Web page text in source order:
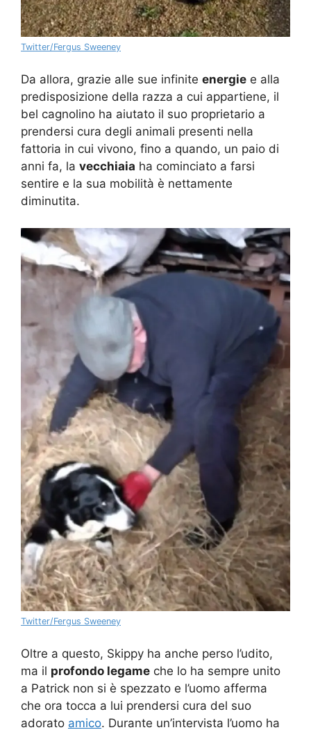
Twitter/Fergus Sweeney
Da allora, grazie alle sue infinite energie e alla
predisposizione della razza a cui appartiene, il
bel cagnolino ha aiutato il suo proprietario a
prendersi cura degli animali presenti nella
fattoria in cui vivono, fino a quando, un paio di
anni fa, la vecchiaia ha cominciato a farsi
sentire e la sua mobilità è nettamente
diminutita.
Twitter/Fergus Sweeney
Oltre a questo, Skippy ha anche perso l’udito,
ma il profondo legame che lo ha sempre unito
a Patrick non si è spezzato e l’uomo afferma
che ora tocca a lui prendersi cura del suo
adorato amico. Durante un’intervista l’uomo ha